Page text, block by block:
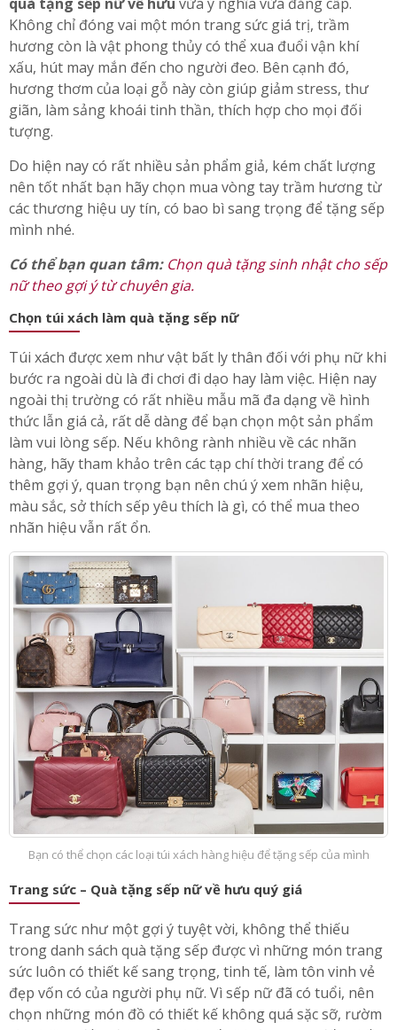
Từ rất lâu, vòng tay được xem như món trang sức phái
đẹp rất ưa chuộng. Vòng tay trầm hương sẽ là một món
quà tặng sếp nữ về hưuvừa ý nghĩa vừa đẳng cấp.
Không chỉ đóng vai một món trang sức giá trị, trầm
hương còn là vật phong thủy có thể xua đuổi vận khí
xấu, hút may mắn đến cho người đeo. Bên cạnh đó,
hương thơm của loại gỗ này còn giúp giảm stress, thư
giãn, làm sảng khoái tinh thần, thích hợp cho mọi đối
tượng.
Do hiện nay có rất nhiều sản phẩm giả, kém chất lượng
nên tốt nhất bạn hãy chọn mua vòng tay trầm hương từ
các thương hiệu uy tín, có bao bì sang trọng để tặng sếp
mình nhé.
Có thể bạn quan tâm:Chọn quà tặng sinh nhật cho sếp
nữ theo gợi ý từ chuyên gia.
Chọn túi xách làm quà tặng sếp nữ
Túi xách được xem như vật bất ly thân đối với phụ nữ khi
bước ra ngoài dù là đi chơi đi dạo hay làm việc. Hiện nay
ngoài thị trường có rất nhiều mẫu mã đa dạng về hình
thức lẫn giá cả, rất dễ dàng để bạn chọn một sản phẩm
làm vui lòng sếp. Nếu không rành nhiều về các nhãn
hàng, hãy tham khảo trên các tạp chí thời trang để có
thêm gợi ý, quan trọng bạn nên chú ý xem nhãn hiệu,
màu sắc, sở thích sếp yêu thích là gì, có thể mua theo
nhãn hiệu vẫn rất ổn.
Bạn có thể chọn các loại túi xách hàng hiệu để tặng sếp của mình
Trang sức – Quà tặng sếp nữ về hưu quý giá
Trang sức như một gợi ý tuyệt vời, không thể thiếu
trong danh sách quà tặng sếp được vì những món trang
sức luôn có thiết kế sang trọng, tinh tế, làm tôn vinh vẻ